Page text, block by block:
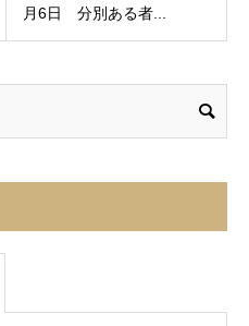
月6日 分別ある者...